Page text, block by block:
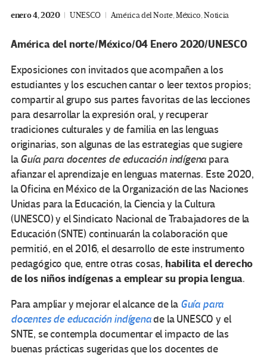
enero 4, 2020 UNESCO América del Norte,México,Noticia
América del norte/México/04 Enero 2020/UNESCO
Exposiciones con invitados que acompañen a los
estudiantes y los escuchen cantar o leer textos propios;
compartir al grupo sus partes favoritas de las lecciones
para desarrollar la expresión oral, y recuperar
tradiciones culturales y de familia en las lenguas
originarias, son algunas de las estrategias que sugiere
laGuía para docentes de educación indígena para
afianzar el aprendizaje en lenguas maternas. Este 2020,
la Oficina en México de la Organización de las Naciones
Unidas para la Educación, la Ciencia y la Cultura
(UNESCO) y el Sindicato Nacional de Trabajadores de la
Educación (SNTE) continuarán la colaboración que
permitió, en el 2016, el desarrollo de este instrumento
pedagógico que, entre otras cosas, habilita el derecho
de los niños indígenas a emplear su propia lengua.
Para ampliar y mejorar el alcance de la Guía para
docentes de educación indígenade la UNESCO y el
SNTE, se contempla documentar el impacto de las
buenas prácticas sugeridas que los docentes de